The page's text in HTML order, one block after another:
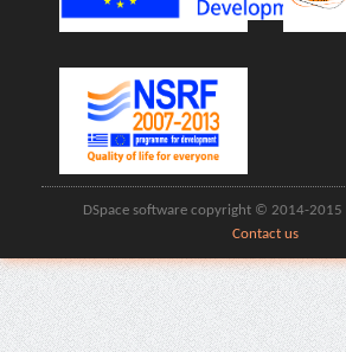
DSpace software copyright © 2014-2015
Contact us